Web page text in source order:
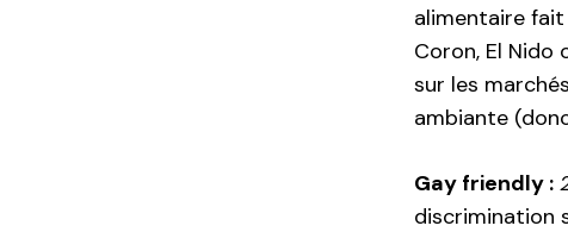
alimentaire
Coron, El Nido
sur les
ambiante
Gay friendly :
discrimination